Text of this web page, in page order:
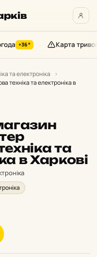
+36° Карта
та електроніка
›
техніка та електроніка в
та
в Харкові